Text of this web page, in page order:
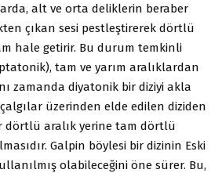
alt ve orta deliklerin beraber
çıkan sesi pestleştirerek dörtlü
hale getirir. Bu durum temkinli
tam ve yarım aralıklardan
zamanda diyatonik bir diziyi akla
çalgılar üzerinden elde edilen diziden
dörtlü aralık yerine tam dörtlü
Galpin böylesi bir dizinin Eski
olabileceğini öne sürer. Bu,